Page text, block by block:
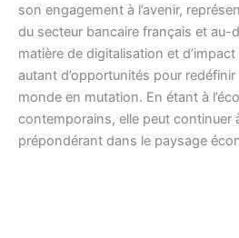
son engagement à l’avenir,
du secteur bancaire français et au-
matière de digitalisation et
autant d’opportunités pour
monde en mutation. En étant à
contemporains, elle peut continuer
prépondérant dans le paysage